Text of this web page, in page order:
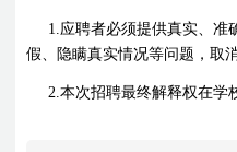
1. 应聘者必须提供真实、准
假、隐瞒真实情况等问题，取
2.本次招聘最终解释权在学